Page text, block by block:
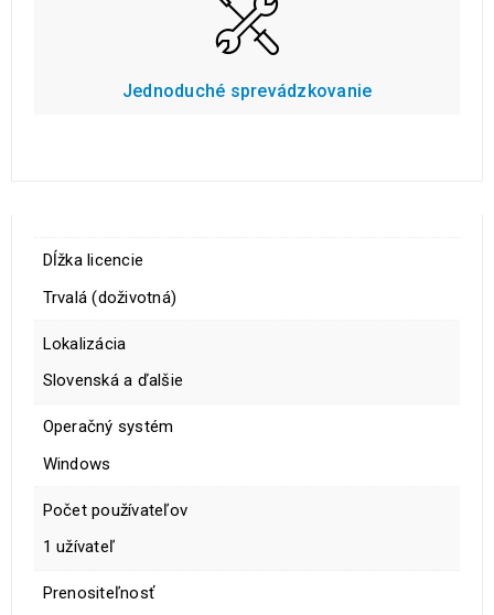
Jednoduché sprevádzkovanie
Dĺžka licencie
Trvalá (doživotná)
Lokalizácia
Slovenská a ďalšie
Operačný systém
Windows
Počet používateľov
1 užívateľ
Prenositeľnosť